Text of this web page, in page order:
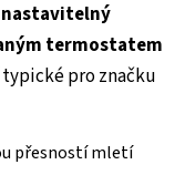
termostatem
typické pro značku
přesností mletí